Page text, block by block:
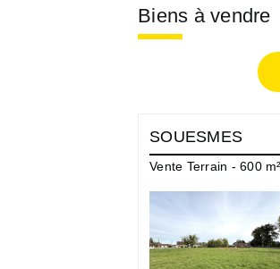
Biens à vendre
SOUESMES
Vente Terrain - 600 m²